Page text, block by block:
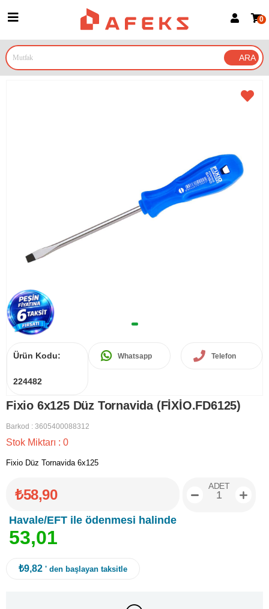
Google İle Bağlan
0
Ürün Kodu:
224482
Whatsapp Telefon
Fixio 6x125 Düz Tornavida (FİXİO.FD6125)
Barkod : 3605400088312
Stok Miktarı : 0
Fixio Düz Tornavida 6x125
₺58,90
Havale/EFT ile ödenmesi halinde
53,01
ADET
₺9,82 ' den başlayan taksitle